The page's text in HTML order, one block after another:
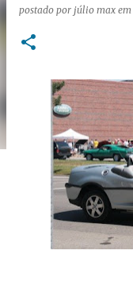
postado por júlio max em